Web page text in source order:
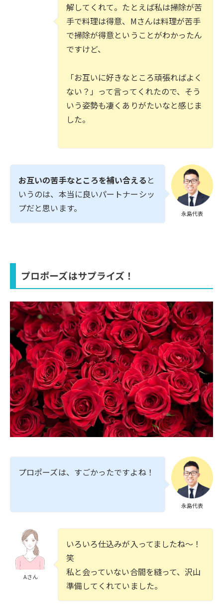
解してくれて。たとえば私は掃除が苦
手で料理は得意、Mさんは料理が苦手
で掃除が得意ということがわかったん
ですけど、
「お互いに好きなところ頑張ればよく
ない？」って言ってくれたので、そう
いう姿勢も凄くありがたいなと感じま
した。
永島代表
お互いの苦手なところを補い合える と
いうのは、本当に良いパートナーシッ
プだと思います。
プロポーズはサプライズ！
永島代表
プロポーズは、すごかったですよね！
Aさん
いろいろ仕込みが入ってましたね〜！
笑
私と会っていない合間を縫って、沢山
準備してくれていました。